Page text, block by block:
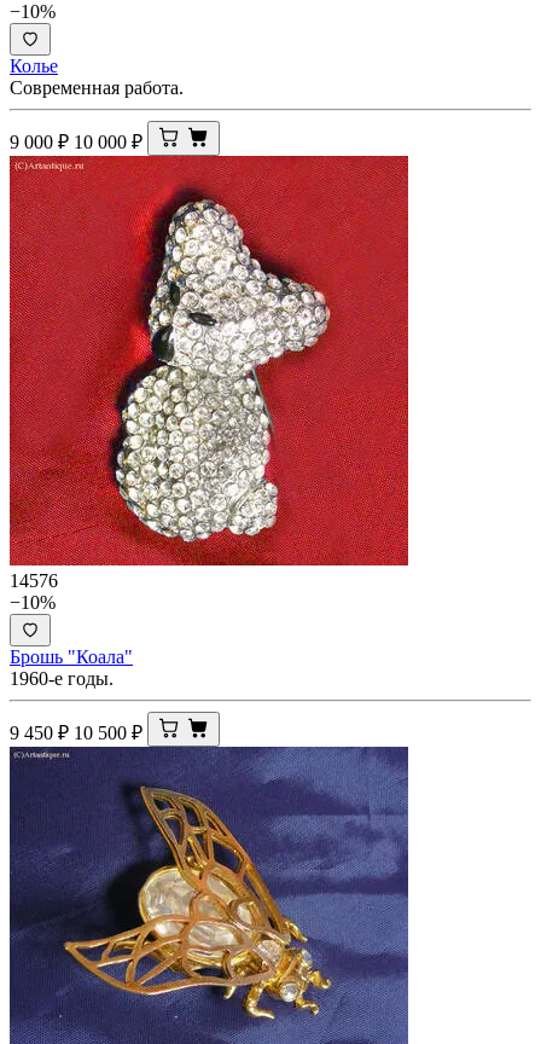
−10%
Колье
Современная работа.
9 000 ₽ 10 000 ₽
14576
−10%
Брошь "Коала"
1960-е годы.
9 450 ₽ 10 500 ₽